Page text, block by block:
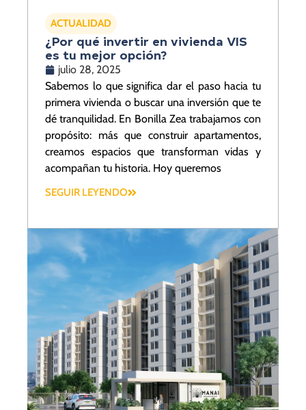
ACTUALIDAD
¿Por qué invertir en vivienda VIS
es tu mejor opción?
julio 28, 2025
Sabemos lo que significa dar el paso hacia tu
primera vivienda o buscar una inversión que te
dé tranquilidad. En Bonilla Zea trabajamos con
propósito: más que construir apartamentos,
creamos espacios que transforman vidas y
acompañan tu historia. Hoy queremos
SEGUIR LEYENDO